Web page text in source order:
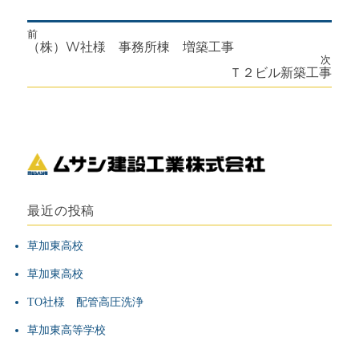
投
ゲ
ー
シ
ョ
ン
前
前
の
稿:
（株）W社様 事務所棟 増築工事
次
の
Ｔ２ビル新築工事
最近の投稿
草加東高校
草加東高校
TO社様 配管高圧洗浄
草加東高等学校